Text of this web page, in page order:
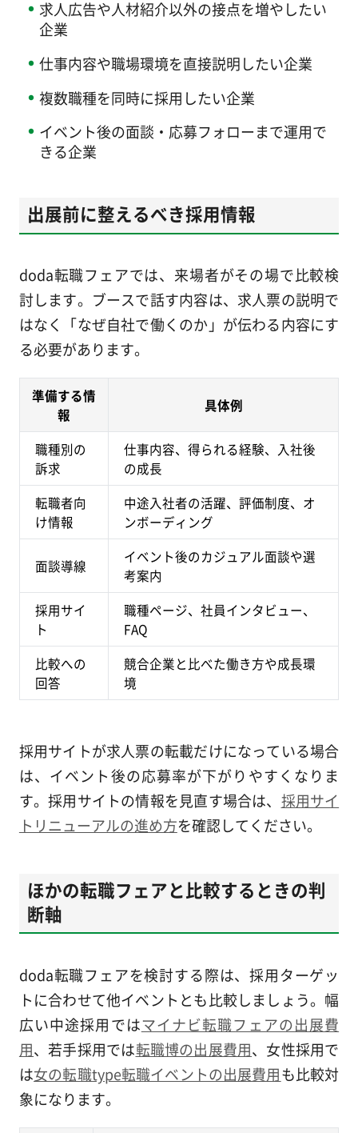
求人広告や人材紹介以外の接点を増やしたい
企業
仕事内容や職場環境を直接説明したい企業
複数職種を同時に採用したい企業
イベント後の面談・応募フォローまで運用で
きる企業
出展前に整えるべき採用情報
doda転職フェアでは、来場者がその場で比較検
討します。ブースで話す内容は、求人票の説明で
はなく「なぜ自社で働くのか」が伝わる内容にす
る必要があります。
準備する情
報
具体例
職種別の
訴求
仕事内容、得られる経験、入社後
の成長
転職者向
け情報
中途入社者の活躍、評価制度、オ
ンボーディング
面談導線
イベント後のカジュアル面談や選
考案内
採用サイ
ト
職種ページ、社員インタビュー、
FAQ
比較への
回答
競合企業と比べた働き方や成長環
境
採用サイトが求人票の転載だけになっている場合
は、イベント後の応募率が下がりやすくなりま
す。採用サイトの情報を見直す場合は、 採用サイ
トリニューアルの進め方を確認してください。
ほかの転職フェアと比較するときの判
断軸
doda転職フェアを検討する際は、採用ターゲッ
トに合わせて他イベントとも比較しましょう。幅
広い中途採用ではマイナビ転職フェアの出展費
用、若手採用では転職博の出展費用、女性採用で
は女の転職type転職イベントの出展費用も比較対
象になります。